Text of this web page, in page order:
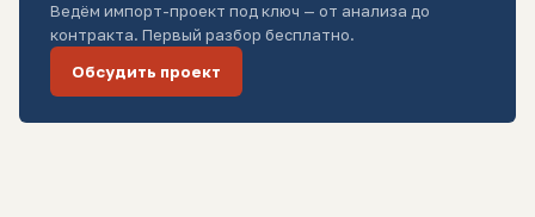
Ведём импорт-проект под ключ — от анализа до
контракта. Первый разбор бесплатно.
Обсудить проект